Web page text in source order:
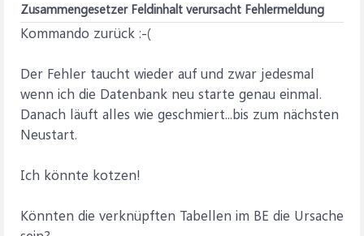
Zusammengesetzer Feldinhalt verursacht Fehlermeldung
Kommando zurück :-(
Der Fehler taucht wieder auf und zwar jedesmal
wenn ich die Datenbank neu starte genau einmal.
Danach läuft alles wie geschmiert...bis zum nächsten
Neustart.
Ich könnte kotzen!
Könnten die verknüpften Tabellen im BE die Ursache